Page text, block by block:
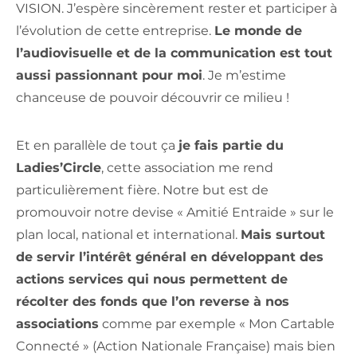
VISION. J’espère sincèrement rester et participer à
l’évolution de cette entreprise. Le monde de
l’audiovisuelle et de la communication est tout
aussi passionnant pour moi. Je m’estime
chanceuse de pouvoir découvrir ce milieu !
Et en parallèle de tout ça je fais partie du
Ladies’Circle, cette association me rend
particulièrement fière. Notre but est de
promouvoir notre devise « Amitié Entraide » sur le
plan local, national et international. Mais surtout
de servir l’intérêt général en développant des
actions services qui nous permettent de
récolter des fonds que l’on reverse à nos
associations comme par exemple « Mon Cartable
Connecté » (Action Nationale Française) mais bien